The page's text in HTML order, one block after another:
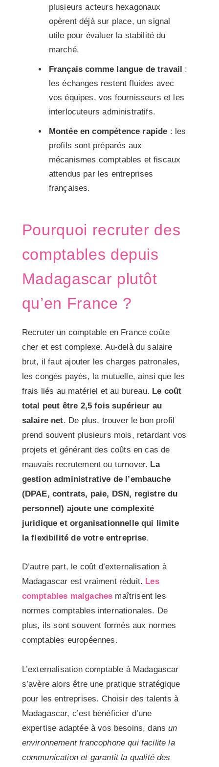
plusieurs acteurs hexagonaux
opèrent déjà sur place, un signal
utile pour évaluer la stabilité du
marché.
Français comme langue de travail :
les échanges restent fluides avec
vos équipes, vos fournisseurs et les
interlocuteurs administratifs.
Montée en compétence rapide : les
profils sont préparés aux
mécanismes comptables et fiscaux
attendus par les entreprises
françaises.
Pourquoi recruter des
comptables depuis
Madagascar plutôt
qu’en France ?
Recruter un comptable en France coûte
cher et est complexe. Au-delà du salaire
brut, il faut ajouter les charges patronales,
les congés payés, la mutuelle, ainsi que les
frais liés au matériel et au bureau. Le coût
total peut être 2,5 fois supérieur au
salaire net. De plus, trouver le bon profil
prend souvent plusieurs mois, retardant vos
projets et générant des coûts en cas de
mauvais recrutement ou turnover. La
gestion administrative de l’embauche
(DPAE, contrats, paie, DSN, registre du
personnel) ajoute une complexité
juridique et organisationnelle qui limite
la flexibilité de votre entreprise.
D’autre part, le coût d’externalisation à
Madagascar est vraiment réduit. Les
comptables malgaches maîtrisent les
normes comptables internationales. De
plus, ils sont souvent formés aux normes
comptables européennes.
L’externalisation comptable à Madagascar
s’avère alors être une pratique stratégique
pour les entreprises. Choisir des talents à
Madagascar, c’est bénéficier d’une
expertise adaptée à vos besoins, dansun
environnement francophone qui facilite la
communication et garantit la qualité des